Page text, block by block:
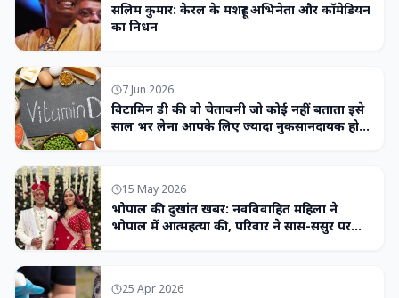
सलिम कुमार: केरल के मशहूर अभिनेता और कॉमेडियन
का निधन
7 Jun 2026
विटामिन डी की वो चेतावनी जो कोई नहीं बताता इसे
साल भर लेना आपके लिए ज्यादा नुकसानदायक हो
15 May 2026
भोपाल की दुखांत खबर: नवविवाहित महिला ने
भोपाल में आत्महत्या की, परिवार ने सास-ससुर पर
25 Apr 2026